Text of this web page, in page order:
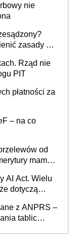
nie
zasady gry
Rząd nie
PIT
płatności za
– na co
od
mamy
AI Act. Wielu
dotyczą
z ANPRS –
tablic